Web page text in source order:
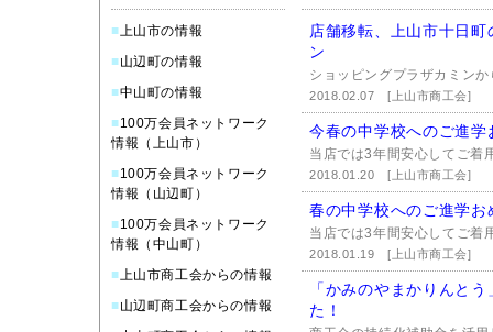
■上山市の情報
■山辺町の情報
■中山町の情報
■100万会員ネットワーク
情報（上山市）
■100万会員ネットワーク
情報（山辺町）
■100万会員ネットワーク
情報（中山町）
■上山市商工会からの情報
■山辺町商工会からの情報
店舗移転、上山市十日
ン
ショッピングプラザカミン
2018.02.07[上山市商工会]
今春の中学校へのご進
当店では3年間安心してご着
2018.01.20[上山市商工会]
春の中学校へのご進学
当店では3年間安心してご着
2018.01.19[上山市商工会]
「かみのやまかりんと
た！